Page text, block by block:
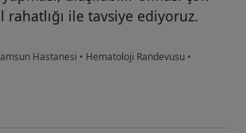
ile tavsiye ediyoruz.
Hastanesi • Hematoloji Randevusu •
m....y